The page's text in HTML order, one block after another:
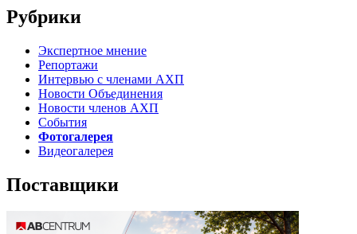
Рубрики
Экспертное мнение
Репортажи
Интервью с членами АХП
Новости Объединения
Новости членов АХП
События
Фотогалерея
Видеогалерея
Поставщики